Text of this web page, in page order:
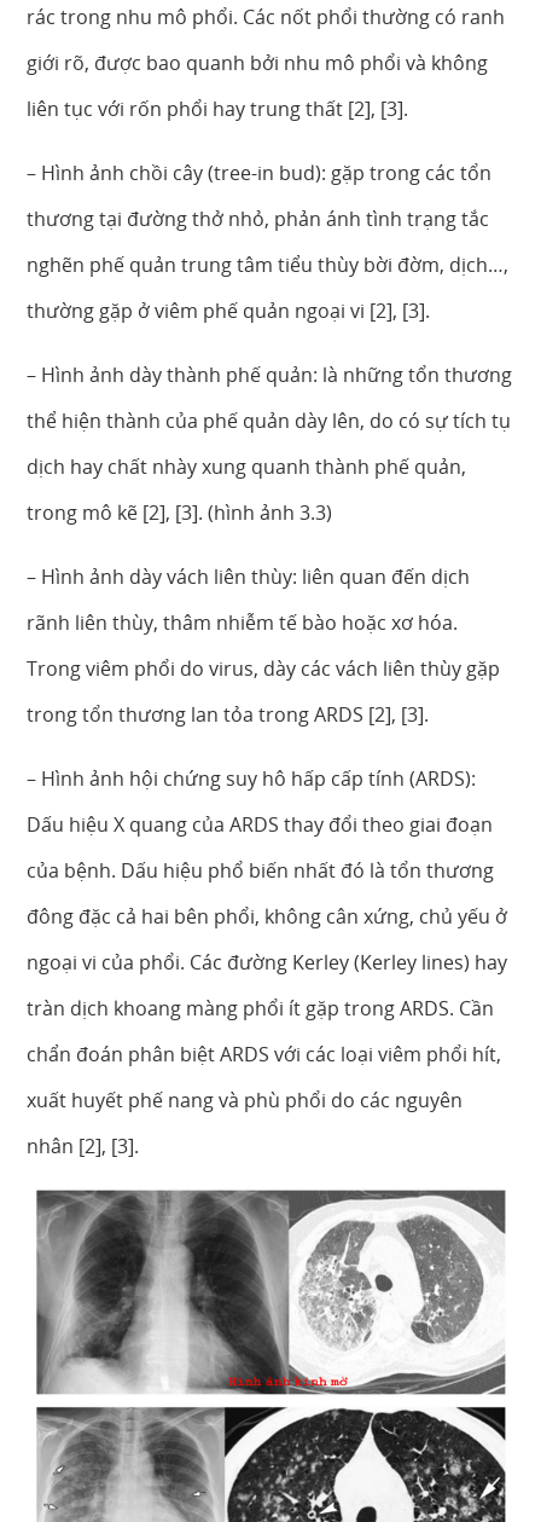
rác trong nhu mô phổi. Các nốt phổi thường có ranh
giới rõ, được bao quanh bởi nhu mô phổi và không
liên tục với rốn phổi hay trung thất [2], [3].
– Hình ảnh chồi cây (tree-in bud): gặp trong các tổn
thương tại đường thở nhỏ, phản ánh tình trạng tắc
nghẽn phế quản trung tâm tiểu thùy bời đờm, dịch…,
thường gặp ở viêm phế quản ngoại vi [2], [3].
– Hình ảnh dày thành phế quản: là những tổn thương
thể hiện thành của phế quản dày lên, do có sự tích tụ
dịch hay chất nhày xung quanh thành phế quản,
trong mô kẽ [2], [3]. (hình ảnh 3.3)
– Hình ảnh dày vách liên thùy: liên quan đến dịch
rãnh liên thùy, thâm nhiễm tế bào hoặc xơ hóa.
Trong viêm phổi do virus, dày các vách liên thùy gặp
trong tổn thương lan tỏa trong ARDS [2], [3].
– Hình ảnh hội chứng suy hô hấp cấp tính (ARDS):
Dấu hiệu X quang của ARDS thay đổi theo giai đoạn
của bệnh. Dấu hiệu phổ biến nhất đó là tổn thương
đông đặc cả hai bên phổi, không cân xứng, chủ yếu ở
ngoại vi của phổi. Các đường Kerley (Kerley lines) hay
tràn dịch khoang màng phổi ít gặp trong ARDS. Cần
chẩn đoán phân biệt ARDS với các loại viêm phổi hít,
xuất huyết phế nang và phù phổi do các nguyên
nhân [2], [3].